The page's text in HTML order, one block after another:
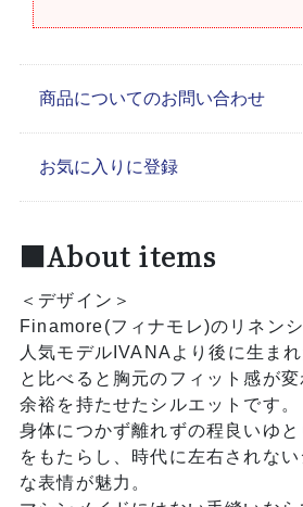
商品についてのお問い合わせ
お気に入りに登録
■About items
＜デザイン＞
Finamore(フィナモレ)のリネンシ
人気モデルIVANAより後に生ま
と比べると胸元のフィット感が
余裕を持たせたシルエットです。
身体につかず離れずの程良いゆ
をもたらし、時代に左右されな
な表情が魅力。